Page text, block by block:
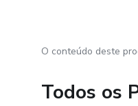
O conteúdo deste
Todos os